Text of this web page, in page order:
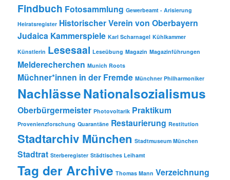
Findbuch Fotosammlung Gewerbeamt - Arisierung
Heiratsregister Historischer Verein von Oberbayern
Judaica Kammerspiele Karl Scharnagel Kühlkammer
Künstlerin Lesesaal Leseübung Magazin Magazinführungen
Melderecherchen Munich Roots
Müchner*innen in der Fremde Münchner Philharmoniker
NachlässeNationalsozialismus
Oberbürgermeister Photovoltarik Praktikum
Provenienzforschung Quarantäne Restaurierung Restitution
Stadtarchiv München Stadtmuseum München
Stadtrat Sterberegister Städtisches Leihamt
Tag der Archive Thomas Mann Verzeichnung